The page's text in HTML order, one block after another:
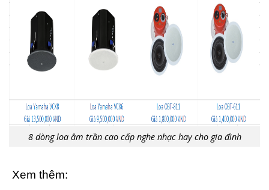
8 dòng loa âm trần cao cấp nghe nhạc hay cho gia đình
Xem thêm: